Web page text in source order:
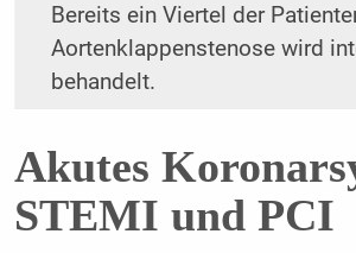
Bereits ein Viertel der
Aortenklappenstenose wird
behandelt.
Akutes
STEMI und PCI